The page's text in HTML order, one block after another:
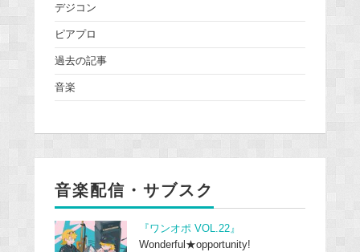
デジコン
ピアプロ
過去の記事
音楽
音楽配信・サブスク
『ワンオポ VOL.22』
Wonderful★opportunity!